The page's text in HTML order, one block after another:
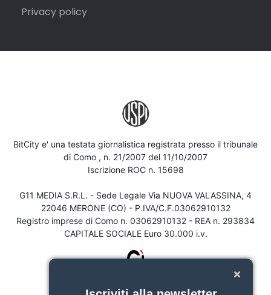
Privacy policy
BitCity e' una testata giornalistica registrata presso il tribunale
di Como , n. 21/2007 del 11/10/2007
Iscrizione ROC n. 15698
G11 MEDIA S.R.L. - Sede Legale Via NUOVA VALASSINA, 4
22046 MERONE (CO) - P.IVA/C.F.03062910132
Registro imprese di Como n. 03062910132 - REA n. 293834
CAPITALE SOCIALE Euro 30.000 i.v.